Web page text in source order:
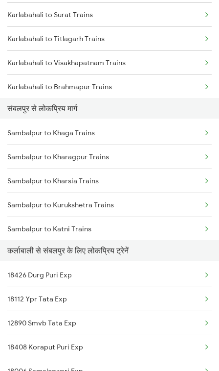
Karlabahali to Jalgaon Trains
Sambalpur to Titlagarh Trains
Sambalpur to Talcher Trains
Sambalpur to Rajgangpur Trains
Sambalpur to Khurdha Trains
Sambalpur to Barpali Trains
Sambalpur to Boinda Trains
Sambalpur to Bamra Trains
Karlabahali to Surat Trains
Karlabahali to Titlagarh Trains
Karlabahali to Visakhapatnam Trains
Karlabahali to Brahmapur Trains
Karlabahali to Jalgaon Trains
Karlabahali to Vizianagaram Trains
Karlabahali to Sainagar Shirdi Trains
Karlabahali to Parvathipuram Trains
Karlabahali to Nandurbar Trains
Karlabahali to Kalakaleswar Trains
Karlabahali to Tirupati Trains
संबलपुर से लोकप्रिय मार्ग
Sambalpur to Khaga Trains
Sambalpur to Kharagpur Trains
Sambalpur to Kharsia Trains
Sambalpur to Kurukshetra Trains
Sambalpur to Katni Trains
Sambalpur to Kota Trains
Sambalpur to Vellore Trains
Sambalpur to Kotapar Road Trains
Sambalpur to Khariar Road Trains
Sambalpur to Sunapur Trains
कर्लाबाली से संबलपुर के लिए लोकप्रिय ट्रेनें
18426 Durg Puri Exp
18112 Ypr Tata Exp
12890 Smvb Tata Exp
18408 Koraput Puri Exp